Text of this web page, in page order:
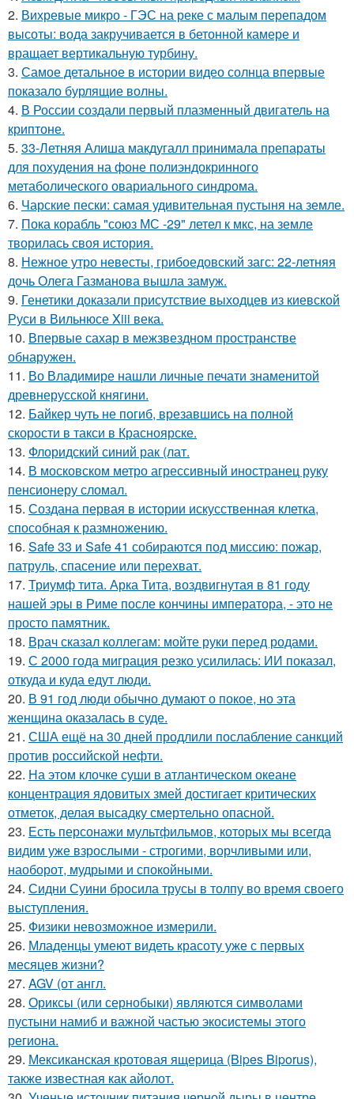
2. Вихревые микро - ГЭС на реке с малым перепадом
высоты: вода закручивается в бетонной камере и
вращает вертикальную турбину.
3. Самое детальное в истории видео солнца впервые
показало бурлящие волны.
4. В России создали первый плазменный двигатель на
криптоне.
5. 33-Летняя Алиша макдугалл принимала препараты
для похудения на фоне полиэндокринного
метаболического овариального синдрома.
6. Чарские пески: самая удивительная пустыня на земле.
7. Пока корабль "союз МС -29" летел к мкс, на земле
творилась своя история.
8. Нежное утро невесты, грибоедовский загс: 22-летняя
дочь Олега Газманова вышла замуж.
9. Генетики доказали присутствие выходцев из киевской
Руси в Вильнюсе Xiii века.
10. Впервые сахар в межзвездном пространстве
обнаружен.
11. Во Владимире нашли личные печати знаменитой
древнерусской княгини.
12. Байкер чуть не погиб, врезавшись на полной
скорости в такси в Красноярске.
13. Флоридский синий рак (лат.
14. В московском метро агрессивный иностранец руку
пенсионеру сломал.
15. Создана первая в истории искусственная клетка,
способная к размножению.
16. Safe 33 и Safe 41 собираются под миссию: пожар,
патруль, спасение или перехват.
17. Триумф тита. Арка Тита, воздвигнутая в 81 году
нашей эры в Риме после кончины императора, - это не
просто памятник.
18. Врач сказал коллегам: мойте руки перед родами.
19. С 2000 года миграция резко усилилась: ИИ показал,
откуда и куда едут люди.
20. В 91 год люди обычно думают о покое, но эта
женщина оказалась в суде.
21. США ещё на 30 дней продлили послабление санкций
против российской нефти.
22. На этом клочке суши в атлантическом океане
концентрация ядовитых змей достигает критических
отметок, делая высадку смертельно опасной.
23. Есть персонажи мультфильмов, которых мы всегда
видим уже взрослыми - строгими, ворчливыми или,
наоборот, мудрыми и спокойными.
24. Сидни Суини бросила трусы в толпу во время своего
выступления.
25. Физики невозможное измерили.
26. Младенцы умеют видеть красоту уже с первых
месяцев жизни?
27. AGV (от англ.
28. Ориксы (или сернобыки) являются символами
пустыни намиб и важной частью экосистемы этого
региона.
29. Мексиканская кротовая ящерица (Bipes Biporus),
также известная как айолот.